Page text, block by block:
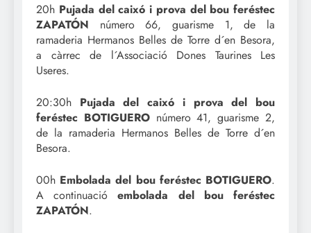
20h Pujada del caixó i prova del bou feréstec
ZAPATÓN número 66, guarisme 1, de la
ramaderia Hermanos Belles de Torre d´en Besora,
a càrrec de l´Associació Dones Taurines Les
Useres.
20:30h Pujada del caixó i prova del bou
feréstec BOTIGUEROnúmero 41, guarisme 2,
de la ramaderia Hermanos Belles de Torre d´en
Besora.
00h Embolada del bou feréstec BOTIGUERO.
A continuacióembolada del bou feréstec
ZAPATÓN.